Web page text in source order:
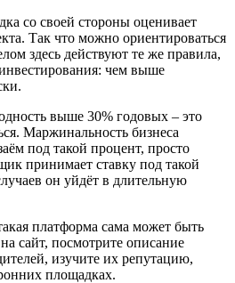
со своей стороны оценивает
Так что можно ориентироваться
здесь действуют те же правила,
чем выше
выше 30% годовых – это
Маржинальность бизнеса
под такой процент, просто
принимает ставку под такой
он уйдёт в длительную
платформа сама может быть
сайт, посмотрите описание
изучите их репутацию,
площадках.